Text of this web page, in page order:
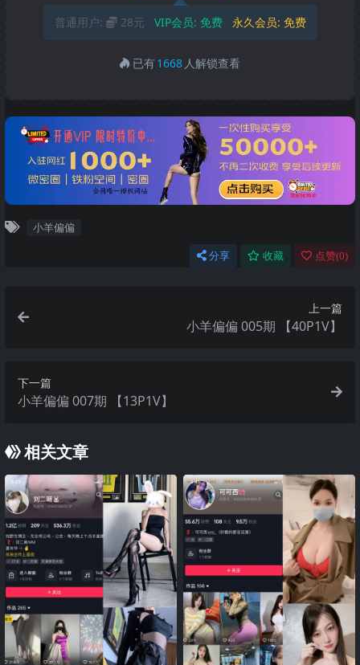
普通用户: 28元 VIP会员: 免费 永久会员: 免费
已有1668 人解锁查看
小羊偏偏
分享 收藏 点赞(0)
上一篇
小羊偏偏 005期 【40P1V】
下一篇
小羊偏偏 007期 【13P1V】
相关文章